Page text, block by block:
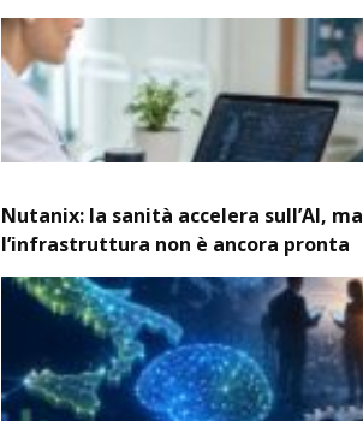
Nutanix: la sanità accelera sull’AI, ma
l’infrastruttura non è ancora pronta